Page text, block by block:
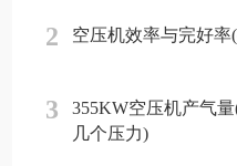
2 空压机效率与完好率
3
355KW空压机产气
几个压力)